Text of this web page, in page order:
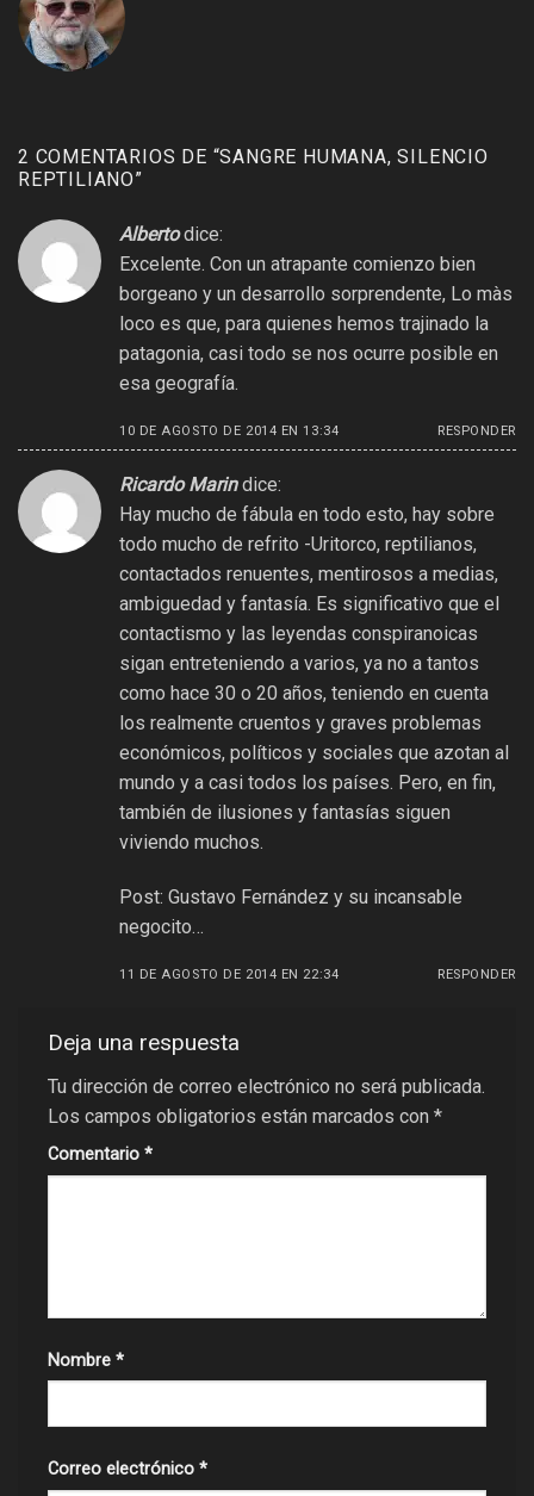
2 COMENTARIOS DE “SANGRE HUMANA, SILENCIO
REPTILIANO”
Alberto dice:
Excelente. Con un atrapante comienzo bien
borgeano y un desarrollo sorprendente, Lo màs
loco es que, para quienes hemos trajinado la
patagonia, casi todo se nos ocurre posible en
esa geografía.
10 DE AGOSTO DE 2014 EN 13:34 RESPONDER
Ricardo Marin dice:
Hay mucho de fábula en todo esto, hay sobre
todo mucho de refrito -Uritorco, reptilianos,
contactados renuentes, mentirosos a medias,
ambiguedad y fantasía. Es significativo que el
contactismo y las leyendas conspiranoicas
sigan entreteniendo a varios, ya no a tantos
como hace 30 o 20 años, teniendo en cuenta
los realmente cruentos y graves problemas
económicos, políticos y sociales que azotan al
mundo y a casi todos los países. Pero, en fin,
también de ilusiones y fantasías siguen
viviendo muchos.
Post: Gustavo Fernández y su incansable
negocito…
11 DE AGOSTO DE 2014 EN 22:34 RESPONDER
Deja una respuesta
Tu dirección de correo electrónico no será publicada.
Los campos obligatorios están marcados con *
Comentario *
Nombre *
Correo electrónico *